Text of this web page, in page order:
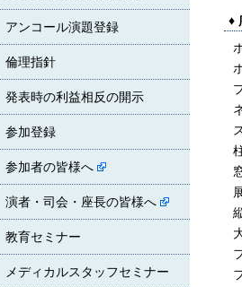
アンコール演題登録
倫理指針
発表時の利益相反の開示
参加登録
参加者の皆様へ
演者・司会・座長の皆様へ
教育セミナー
メディカルスタッフセミナー